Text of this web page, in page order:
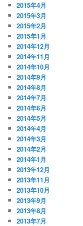
2015年4月
2015年3月
2015年2月
2015年1月
2014年12月
2014年11月
2014年10月
2014年9月
2014年8月
2014年7月
2014年6月
2014年5月
2014年4月
2014年3月
2014年2月
2014年1月
2013年12月
2013年11月
2013年10月
2013年9月
2013年8月
2013年7月